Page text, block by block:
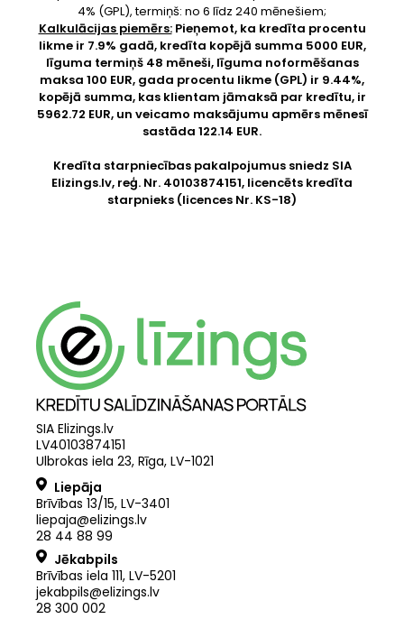
4% (GPL), termiņš: no 6 līdz 240 mēnešiem;
Kalkulācijas piemērs:Pieņemot, ka kredīta procentu
likme ir 7.9% gadā, kredīta kopējā summa 5000 EUR,
līguma termiņš 48 mēneši, līguma noformēšanas
maksa 100 EUR, gada procentu likme (GPL) ir 9.44%,
kopējā summa, kas klientam jāmaksā par kredītu, ir
5962.72 EUR, un veicamo maksājumu apmērs mēnesī
sastāda 122.14 EUR.
Kredīta starpniecības pakalpojumus sniedz SIA
Elizings.lv, reģ. Nr. 40103874151, licencēts kredīta
starpnieks (licences Nr. KS-18)
SIA Elizings.lv
LV40103874151
Ulbrokas iela 23, Rīga, LV-1021
Liepāja
Brīvības 13/15, LV-3401
liepaja@elizings.lv
28 44 88 99
Jēkabpils
Brīvības iela 111, LV-5201
jekabpils@elizings.lv
28 300 002